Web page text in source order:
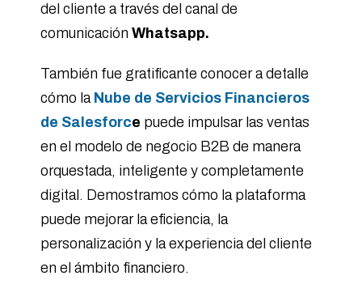
del cliente a través del canal de
comunicación Whatsapp.
También fue gratificante conocer a detalle
cómo la Nube de Servicios Financieros
de Salesforce puede impulsar las ventas
en el modelo de negocio B2B de manera
orquestada, inteligente y completamente
digital. Demostramos cómo la plataforma
puede mejorar la eficiencia, la
personalización y la experiencia del cliente
en el ámbito financiero.